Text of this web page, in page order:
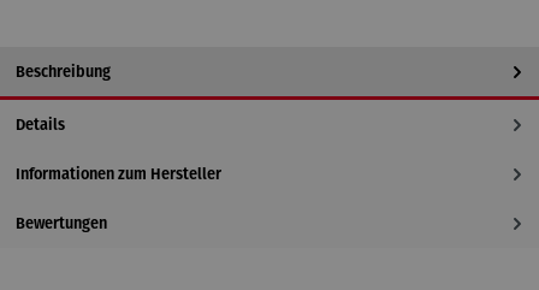
Beschreibung
Details
Informationen zum Hersteller
Bewertungen